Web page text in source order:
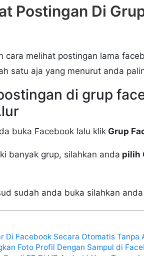
Postingan Di
cara melihat postingan lama
satu aja yang menurut anda
di grup
buka Facebook lalu klik Grup
banyak grup, silahkan anda pilih
sudah anda buka silahkan anda
Di Facebook Secara Otomatis Tanpa
Foto Profil Dengan Sampul di